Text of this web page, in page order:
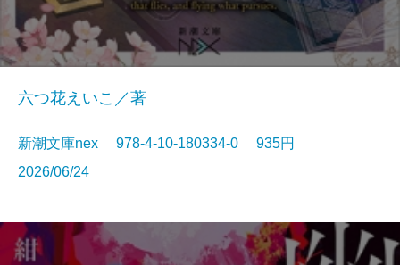
六つ花えいこ／著
新潮文庫nex 978-4-10-180334-0 935円
2026/06/24